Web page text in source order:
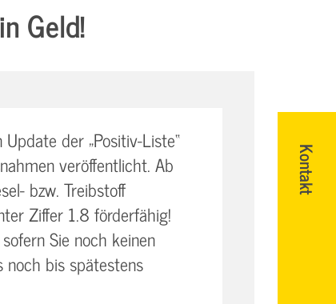
Kontakt
Geld!
der „Positiv-Liste“
veröffentlicht. Ab
bzw. Treibstoff
Ziffer 1.8 förderfähig!
Sie noch keinen
bis spätestens